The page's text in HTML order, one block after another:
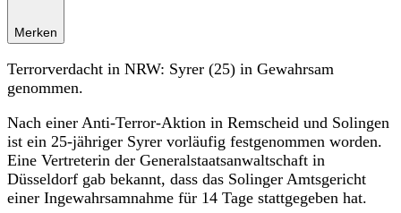
Merken
Terrorverdacht in NRW: Syrer (25) in Gewahrsam
genommen.
Nach einer Anti-Terror-Aktion in Remscheid und Solingen
ist ein 25-jähriger Syrer vorläufig festgenommen worden.
Eine Vertreterin der Generalstaatsanwaltschaft in
Düsseldorf gab bekannt, dass das Solinger Amtsgericht
einer Ingewahrsamnahme für 14 Tage stattgegeben hat.